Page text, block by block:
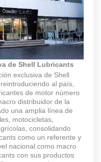
de Shell Lubricants
exclusiva de Shell
al país,
de motor número
distribuidor de la
una amplia línea de
motocicletas,
consolidando
como un referente y
nacional.como macro
con sus productos